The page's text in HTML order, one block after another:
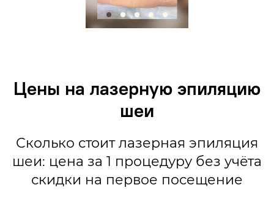
Цены на лазерную эпиляцию
шеи
Сколько стоит лазерная эпиляция
шеи: цена за 1 процедуру без учёта
скидки на первое посещение